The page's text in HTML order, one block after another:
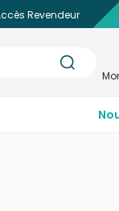
Revendeur